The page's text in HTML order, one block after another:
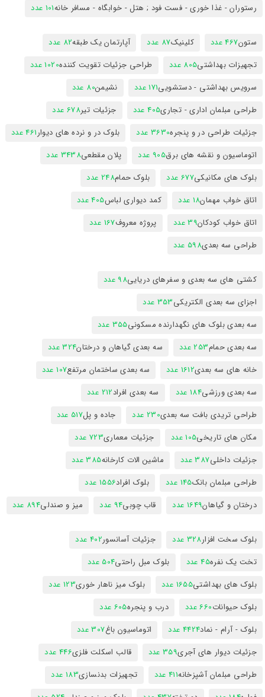
رستوران - غذا خوری - فست فود ; هتل - خوابگاه - مسافر خانه101 عدد
ستون467 عدد کلینیک87 عدد آپارتمان یک طبقه82 عدد
تجهیزات بهداشتی805 عدد طراحی جزئیات تقویت کننده1020 عدد
سرویس بهداشتی - دستشویی171 عدد نشیمن80 عدد
طراحی مبلمان اداری - تجاری405 عدد جزئیات تیر678 عدد
جزئیات طراحی در و پنجره3630 عدد بلوک در و نرده های دیوار461 عدد
اتوماسیون و نقشه های برق905 عدد پلان مقطعی3438 عدد
بلوک های مکانیکی677 عدد بلوک حمام248 عدد
اتاق خواب مهمان18 عدد کمد دیواری لباس405 عدد
اتاق خواب کودکان39 عدد پروژه معروف167 عدد
طراحی سه بعدی598 عدد
کشتی های سه بعدی و سفرهای دریایی98 عدد
اجزای سه بعدی الکتریکی353 عدد
سه بعدی بلوک های نگهدارنده مسکونی355 عدد
سه بعدی حمام253 عدد سه بعدی گیاهان و درختان324 عدد
خانه های سه بعدی1612 عدد سه بعدی ساختمان مرتفع107 عدد
سه بعدی ورزشی184 عدد سه بعدی افراد212 عدد
طراحی تریدی بافت سه بعدی230 عدد جاده و پل517 عدد
مکان های تاریخی105 عدد جزئیات معماری723 عدد
جزئیات داخلی387 عدد ماشین الات کارخانه385 عدد
طراحی مبلمان بانک145 عدد بلوک افراد1556 عدد
درختان و گیاهان1649 عدد قاب چوبی94 عدد میز و صندلی894 عدد
بلوک سخت افزار328 عدد جزئیات آسانسور402 عدد
تخت یک نفره45 عدد بلوک مبل راحتی504 عدد
بلوک های بهداشتی1655 عدد بلوک میز ناهار خوری123 عدد
بلوک حیوانات660 عدد درب و پنجره605 عدد
بلوک - آرام - نماد4424 عدد اتوماسیون باغ307 عدد
جزئیات دیوار های آجری359 عدد قالب اسکلت فلزی446 عدد
طراحی مبلمان آشپزخانه411 عدد تجهیزات بدنسازی183 عدد